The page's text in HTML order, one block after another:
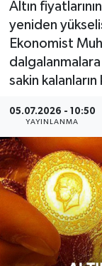
Altın
yeniden
Ekonomist
dalgalanmalara
sakin
05.07.2026 - 10:50
YAYINLANMA
KÜLTÜR
YAŞAM
SARIGÖL
KIRKAĞAÇ
DEMİRCİ
GÖRDES
KULA
SARIGÖL
SELENDİ
EKONOMİ
EĞİTİM
SPOR
YAŞAM
LIFE
BİLİM VE